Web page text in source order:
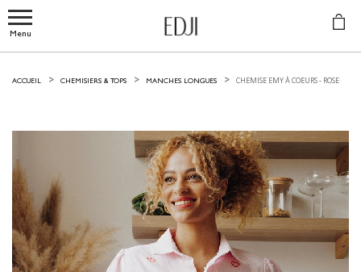
Menu
ACCUEIL CHEMISIERS & TOPS MANCHES LONGUES CHEMISE EMY À COEURS - ROSE